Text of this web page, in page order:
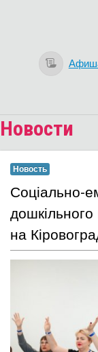
Новости
Новость
​Соціально-
дошкільного
на